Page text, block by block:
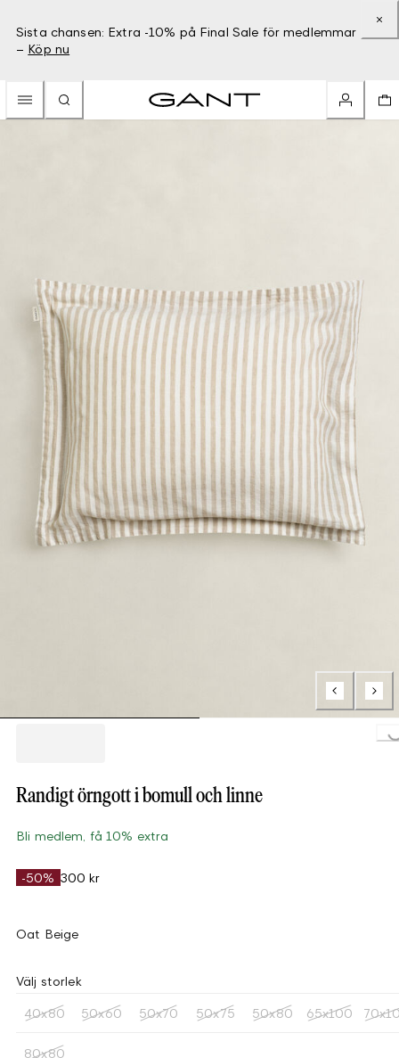
Sista chansen: Extra -10% på Final Sale för medlemmar
– Köp nu
Loading...
Randigt örngott i bomull och linne
Bli medlem, få 10% extra
-50% 300 kr
Oat Beige
Välj storlek
40x80 50x60 50x70 50x75 50x80 65x100
80x80